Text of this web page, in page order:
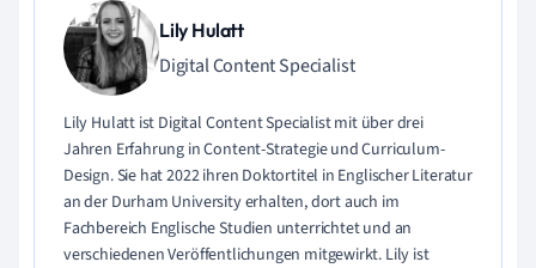
Lily Hulatt
Digital Content Specialist
Lily Hulatt ist Digital Content Specialist mit über drei
Jahren Erfahrung in Content-Strategie und Curriculum-
Design. Sie hat 2022 ihren Doktortitel in Englischer Literatur
an der Durham University erhalten, dort auch im
Fachbereich Englische Studien unterrichtet und an
verschiedenen Veröffentlichungen mitgewirkt. Lily ist